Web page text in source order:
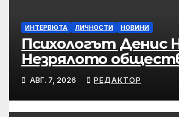
ИНТЕРВЮТА ЛИЧНОСТИ НОВИНИ
Психологът Денис
Незрялото
зрели трагедии
АВГ. 7, 2026 РЕДАКТОР